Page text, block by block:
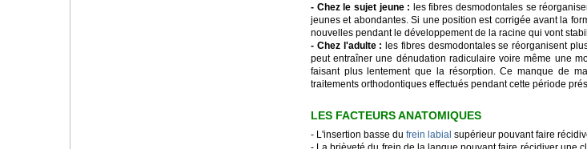
- Chez le sujet jeune : les fibres desmodontales se
jeunes et abondantes. Si une position est corrigée avant la
nouvelles pendant le développement de la racine qui vont
- Chez l'adulte : les fibres desmodontales se réorganisent
peut entraîner une dénudation radiculaire voire même une
faisant plus lentement que la résorption. Ce manque de
traitements orthodontiques effectués pendant cette période
LES FACTEURS ANATOMIQUES
- L'insertion basse du frein labial supérieur pouvant faire